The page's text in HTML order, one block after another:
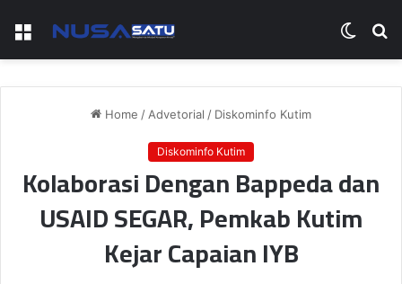
Menu
Switch
skin
Home /Advetorial / Diskominfo Kutim
Diskominfo Kutim
Kolaborasi Dengan Bappeda dan
USAID SEGAR, Pemkab Kutim
Kejar Capaian IYB